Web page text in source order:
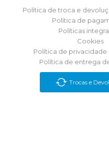
Política de troca e
Política de
Políticas
Cookies
Política de privacidade
Política de entrega
Trocas e